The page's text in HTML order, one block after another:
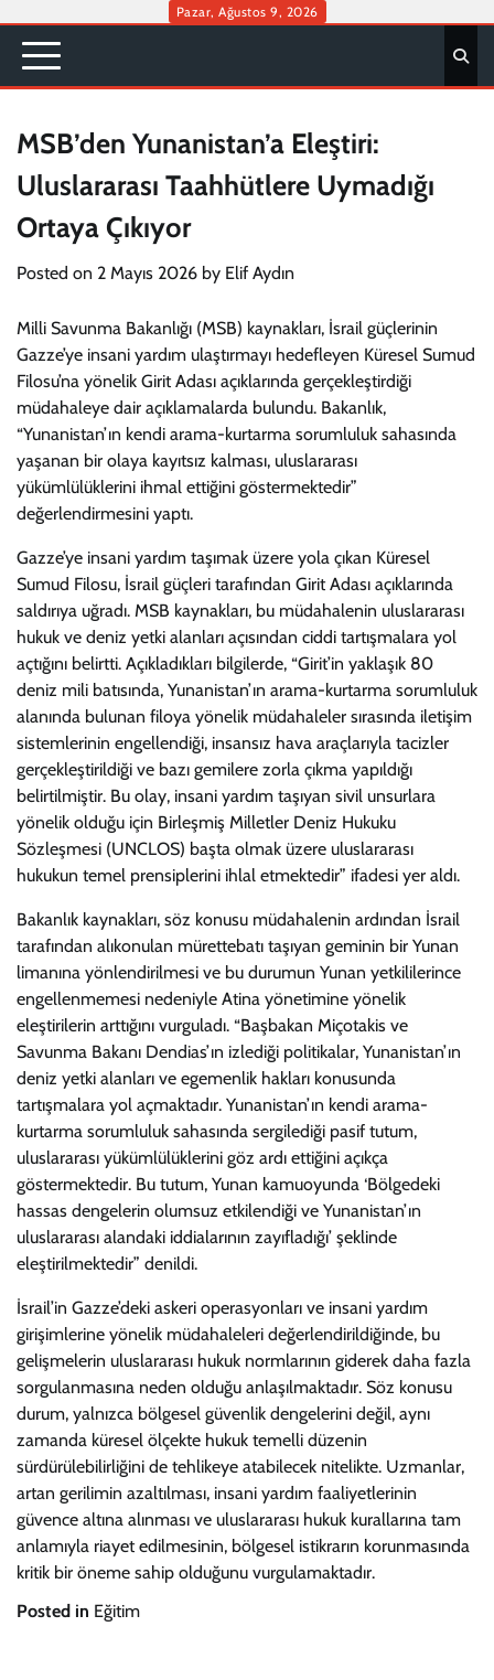
content
Pazar, Ağustos 9, 2026
MSB’den Yunanistan’a Eleştiri:
Uluslararası Taahhütlere Uymadığı
Ortaya Çıkıyor
Posted on 2 Mayıs 2026 by Elif Aydın
Milli Savunma Bakanlığı (MSB) kaynakları, İsrail güçlerinin
Gazze’ye insani yardım ulaştırmayı hedefleyen Küresel Sumud
Filosu’na yönelik Girit Adası açıklarında gerçekleştirdiği
müdahaleye dair açıklamalarda bulundu. Bakanlık,
“Yunanistan’ın kendi arama-kurtarma sorumluluk sahasında
yaşanan bir olaya kayıtsız kalması, uluslararası
yükümlülüklerini ihmal ettiğini göstermektedir”
değerlendirmesini yaptı.
Gazze’ye insani yardım taşımak üzere yola çıkan Küresel
Sumud Filosu, İsrail güçleri tarafından Girit Adası açıklarında
saldırıya uğradı. MSB kaynakları, bu müdahalenin uluslararası
hukuk ve deniz yetki alanları açısından ciddi tartışmalara yol
açtığını belirtti. Açıkladıkları bilgilerde, “Girit’in yaklaşık 80
deniz mili batısında, Yunanistan’ın arama-kurtarma sorumluluk
alanında bulunan filoya yönelik müdahaleler sırasında iletişim
sistemlerinin engellendiği, insansız hava araçlarıyla tacizler
gerçekleştirildiği ve bazı gemilere zorla çıkma yapıldığı
belirtilmiştir. Bu olay, insani yardım taşıyan sivil unsurlara
yönelik olduğu için Birleşmiş Milletler Deniz Hukuku
Sözleşmesi (UNCLOS) başta olmak üzere uluslararası
hukukun temel prensiplerini ihlal etmektedir” ifadesi yer aldı.
Bakanlık kaynakları, söz konusu müdahalenin ardından İsrail
tarafından alıkonulan mürettebatı taşıyan geminin bir Yunan
limanına yönlendirilmesi ve bu durumun Yunan yetkililerince
engellenmemesi nedeniyle Atina yönetimine yönelik
eleştirilerin arttığını vurguladı. “Başbakan Miçotakis ve
Savunma Bakanı Dendias’ın izlediği politikalar, Yunanistan’ın
deniz yetki alanları ve egemenlik hakları konusunda
tartışmalara yol açmaktadır. Yunanistan’ın kendi arama-
kurtarma sorumluluk sahasında sergilediği pasif tutum,
uluslararası yükümlülüklerini göz ardı ettiğini açıkça
göstermektedir. Bu tutum, Yunan kamuoyunda ‘Bölgedeki
hassas dengelerin olumsuz etkilendiği ve Yunanistan’ın
uluslararası alandaki iddialarının zayıfladığı’ şeklinde
eleştirilmektedir” denildi.
İsrail’in Gazze’deki askeri operasyonları ve insani yardım
girişimlerine yönelik müdahaleleri değerlendirildiğinde, bu
gelişmelerin uluslararası hukuk normlarının giderek daha fazla
sorgulanmasına neden olduğu anlaşılmaktadır. Söz konusu
durum, yalnızca bölgesel güvenlik dengelerini değil, aynı
zamanda küresel ölçekte hukuk temelli düzenin
sürdürülebilirliğini de tehlikeye atabilecek nitelikte. Uzmanlar,
artan gerilimin azaltılması, insani yardım faaliyetlerinin
güvence altına alınması ve uluslararası hukuk kurallarına tam
anlamıyla riayet edilmesinin, bölgesel istikrarın korunmasında
kritik bir öneme sahip olduğunu vurgulamaktadır.
Posted in Eğitim